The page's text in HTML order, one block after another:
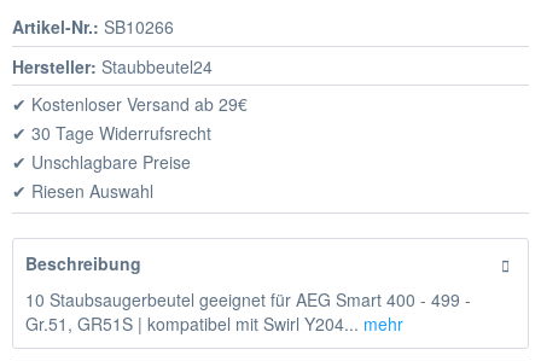
Artikel-Nr.: SB10266
Hersteller: Staubbeutel24
✔ Kostenloser Versand ab 29€
✔ 30 Tage Widerrufsrecht
✔ Unschlagbare Preise
✔ Riesen Auswahl
Beschreibung
10 Staubsaugerbeutel geeignet für AEG Smart 400 - 499 -
Gr.51, GR51S | kompatibel mit Swirl Y204... mehr